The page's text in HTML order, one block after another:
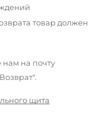
товар должен
на почту
щита